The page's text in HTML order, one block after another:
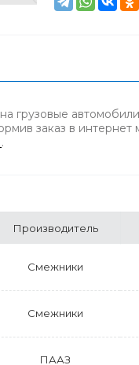
грузовые
заказ в интернет
.
Производитель
Смежники
Смежники
ПААЗ